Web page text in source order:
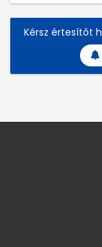
Kérsz értesítőt